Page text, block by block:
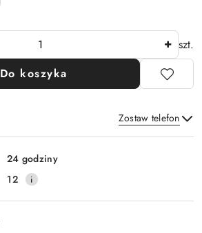
szt.
Do koszyka
Zostaw telefon
Wyślij
24 godziny
12